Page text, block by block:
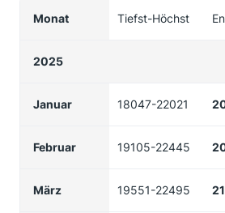
Monat Tiefst-Höchst
2025
Januar 18047-22021
Februar 19105-22445
März 19551-22495